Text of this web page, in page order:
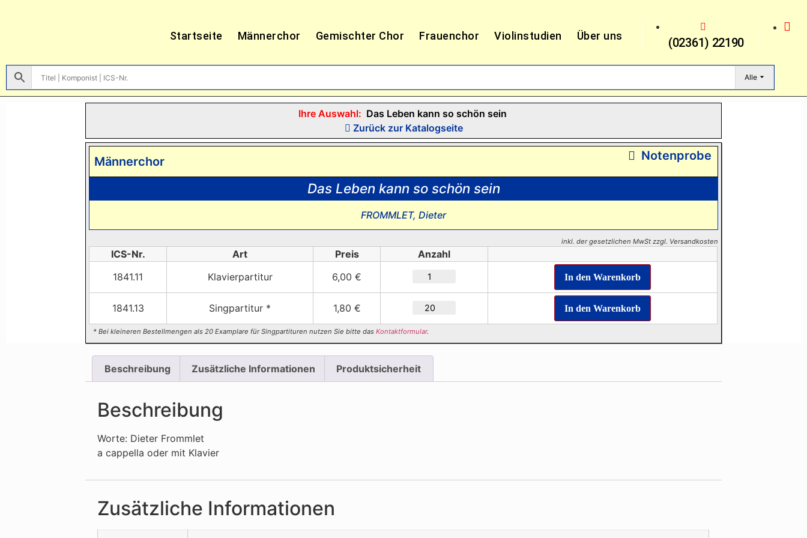
Startseite Männerchor Gemischter Chor Frauenchor Violinstudien Über uns (02361) 22190
Alle
Ihre Auswahl: Das Leben kann so schön sein
Zurück zur Katalogseite
Männerchor Notenprobe
Das Leben kann so schön sein
FROMMLET, Dieter
inkl. der gesetzlichen MwSt zzgl. Versandkosten
ICS-Nr. Art Preis
Anzahl
1841.11
Klavierpartitur 6,00 €
1841.13 Singpartitur * 1,80 €
* Bei kleineren Bestellmengen als 20 Examplare für Singpartituren nutzen Sie bitte das Kontaktformular.
Beschreibung Zusätzliche Informationen Produktsicherheit
Beschreibung
Worte: Dieter Frommlet
a cappella oder mit Klavier
Zusätzliche Informationen